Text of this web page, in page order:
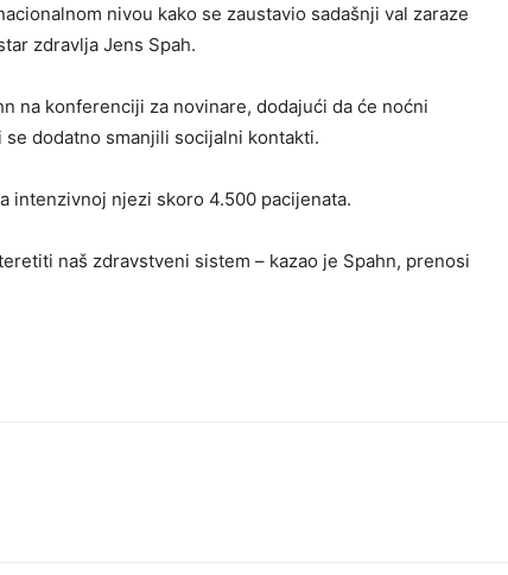
nivou kako se zaustavio sadašnji val zaraze
zdravlja Jens Spah.
na konferenciji za novinare, dodajući da će noćni
dodatno smanjili socijalni kontakti.
intenzivnoj njezi skoro 4.500 pacijenata.
naš zdravstveni sistem – kazao je Spahn, prenosi